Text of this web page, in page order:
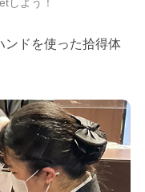
ンドを使った拾得体